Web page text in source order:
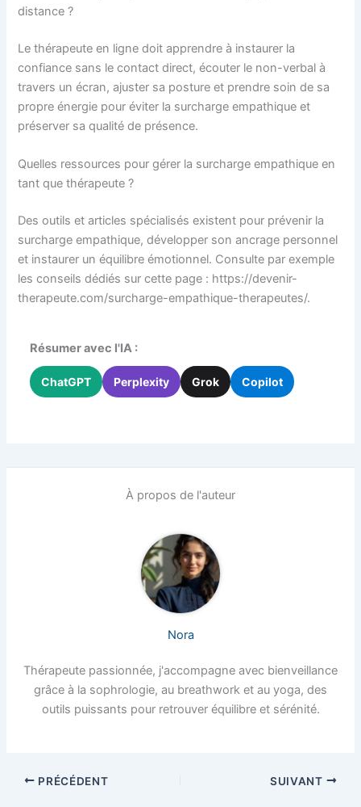
distance ?
Le thérapeute en ligne doit apprendre à instaurer la
confiance sans le contact direct, écouter le non-verbal à
travers un écran, ajuster sa posture et prendre soin de sa
propre énergie pour éviter la surcharge empathique et
préserver sa qualité de présence.
Quelles ressources pour gérer la surcharge empathique en
tant que thérapeute ?
Des outils et articles spécialisés existent pour prévenir la
surcharge empathique, développer son ancrage personnel
et instaurer un équilibre émotionnel. Consulte par exemple
les conseils dédiés sur cette page : https://devenir-
therapeute.com/surcharge-empathique-therapeutes/.
Résumer avec l'IA :
ChatGPT Perplexity Grok Copilot
À propos de l'auteur
Nora
Thérapeute passionnée, j'accompagne avec bienveillance
grâce à la sophrologie, au breathwork et au yoga, des
outils puissants pour retrouver équilibre et sérénité.
PRÉCÉDENT SUIVANT